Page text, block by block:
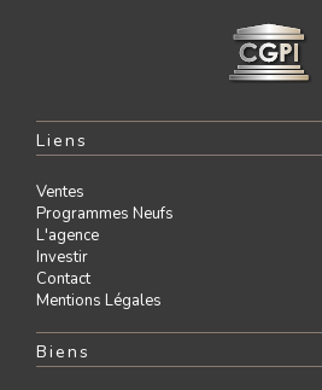
Liens
Ventes
Programmes Neufs
L'agence
Investir
Contact
Mentions Légales
Biens